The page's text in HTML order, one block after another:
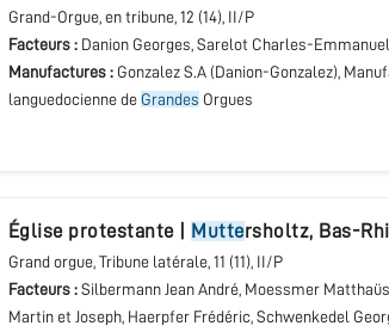
Grand-Orgue, en tribune, 12 (14), II/P
Facteurs : Danion Georges, Sarelot Charles-Emmanuel
Manufactures : Gonzalez S.A (Danion-Gonzalez),
languedocienne de Grandes Orgues
église protestante| Muttersholtz, Bas-
Grand orgue, Tribune latérale, 11 (11), II/P
Facteurs : Silbermann Jean André, Moessmer
Martin et Joseph, Haerpfer Frédéric, Schwenkedel